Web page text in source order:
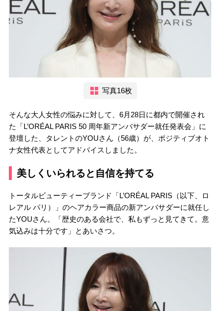
写真16枚
そんな大人女性の悩みに対して、6月28日に都内で開催され
た「L’ORÉAL PARIS 50 周年新アンバサダー就任発表会」に
登壇した、タレントのYOUさん（56歳）が、ポジティブオト
ナ女性代表としてアドバイスしました。
美しくいられると自信を持てる
トータルビューティーブランド「L’ORÉAL PARIS（以下、ロ
レアル パリ）」のヘアカラー商品の新アンバサダーに就任し
たYOUさん。「歴史のある会社で、私もずっと見てきて。意
気込みは十分です」とあいさつ。